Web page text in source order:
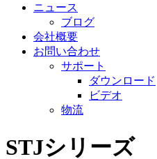
ニュース
ブログ
会社概要
お問い合わせ
サポート
ダウンロード
ビデオ
物流
STJシリーズ